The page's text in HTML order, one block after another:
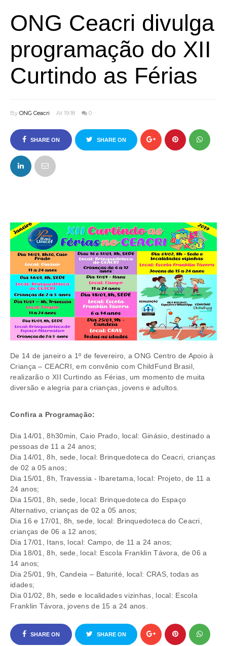
ONG Ceacri divulga
programação do XII
Curtindo as Férias
By ONG Ceacri At 19:18 0
SHARE ON
FACEBOOK
SHARE ON
De 14 de janeiro a 1º de fevereiro, a ONG Centro de Apoio à
Criança – CEACRI, em convênio com ChildFund Brasil,
realizarão o XII Curtindo as Férias, um momento de muita
diversão e alegria para crianças, jovens e adultos.
Confira a Programação:
Dia 14/01, 8h30min, Caio Prado, local: Ginásio, destinado a
pessoas de 11 a 24 anos;
Dia 14/01, 8h, sede, local: Brinquedoteca do Ceacri, crianças
de 02 a 05 anos;
Dia 15/01, 8h, Travessia - Ibaretama, local: Projeto, de 11 a
24 anos;
Dia 15/01, 8h, sede, local: Brinquedoteca do Espaço
Alternativo, crianças de 02 a 05 anos;
Dia 16 e 17/01, 8h, sede, local: Brinquedoteca do Ceacri,
crianças de 06 a 12 anos;
Dia 17/01, Itans, local: Campo, de 11 a 24 anos;
Dia 18/01, 8h, sede, local: Escola Franklin Távora, de 06 a
14 anos;
Dia 25/01, 9h, Candeia – Baturité, local: CRAS, todas as
idades;
Dia 01/02, 8h, sede e localidades vizinhas, local: Escola
Franklin Távora, jovens de 15 a 24 anos.
SHARE ON SHARE ON